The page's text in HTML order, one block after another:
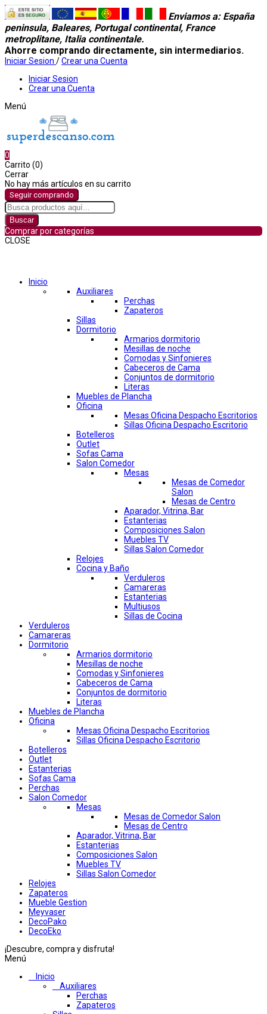
Enviamos a: España
peninsula, Baleares, Portugal continental, France
metroplitane, Italia continentale.
Ahorre comprando directamente, sin intermediarios.
Iniciar Sesion /Crear una Cuenta
Iniciar Sesion
Crear una Cuenta
Menú
0
Carrito (0)
Cerrar
No hay más artículos en su carrito
Seguir comprando
Buscar
Comprar por categorías
CLOSE
Inicio
Auxiliares
Perchas
Zapateros
Sillas
Dormitorio
Armarios dormitorio
Mesillas de noche
Comodas y Sinfonieres
Cabeceros de Cama
Conjuntos de dormitorio
Literas
Muebles de Plancha
Oficina
Mesas Oficina Despacho Escritorios
Sillas Oficina Despacho Escritorio
Botelleros
Outlet
Sofas Cama
Salon Comedor
Mesas
Mesas de Comedor
Salon
Mesas de Centro
Aparador, Vitrina, Bar
Estanterias
Composiciones Salon
Muebles TV
Sillas Salon Comedor
Relojes
Cocina y Baño
Verduleros
Camareras
Estanterias
Multiusos
Sillas de Cocina
Verduleros
Camareras
Dormitorio
Armarios dormitorio
Mesillas de noche
Comodas y Sinfonieres
Cabeceros de Cama
Conjuntos de dormitorio
Literas
Muebles de Plancha
Oficina
Mesas Oficina Despacho Escritorios
Sillas Oficina Despacho Escritorio
Botelleros
Outlet
Estanterias
Sofas Cama
Perchas
Salon Comedor
Mesas
Mesas de Comedor Salon
Mesas de Centro
Aparador, Vitrina, Bar
Estanterias
Composiciones Salon
Muebles TV
Sillas Salon Comedor
Relojes
Zapateros
Mueble Gestion
Meyvaser
DecoPako
DecoEko
¡Descubre, compra y disfruta!
Menú
Inicio
Auxiliares
Perchas
Zapateros